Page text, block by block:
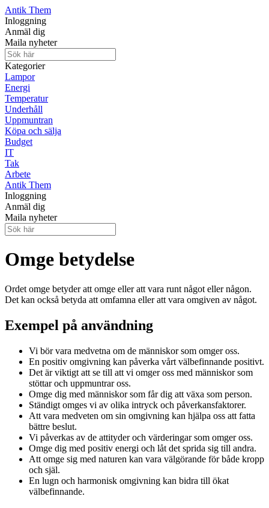
Antik Them
Inloggning
Anmäl dig
Maila nyheter
Kategorier
Lampor
Energi
Temperatur
Underhåll
Uppmuntran
Köpa och sälja
Budget
IT
Tak
Arbete
Antik Them
Inloggning
Anmäl dig
Maila nyheter
Omge betydelse
Ordet omge betyder att omge eller att vara runt något eller någon.
Det kan också betyda att omfamna eller att vara omgiven av något.
Exempel på användning
Vi bör vara medvetna om de människor som omger oss.
En positiv omgivning kan påverka vårt välbefinnande positivt.
Det är viktigt att se till att vi omger oss med människor som
stöttar och uppmuntrar oss.
Omge dig med människor som får dig att växa som person.
Ständigt omges vi av olika intryck och påverkansfaktorer.
Att vara medveten om sin omgivning kan hjälpa oss att fatta
bättre beslut.
Vi påverkas av de attityder och värderingar som omger oss.
Omge dig med positiv energi och låt det sprida sig till andra.
Att omge sig med naturen kan vara välgörande för både kropp
och själ.
En lugn och harmonisk omgivning kan bidra till ökat
välbefinnande.